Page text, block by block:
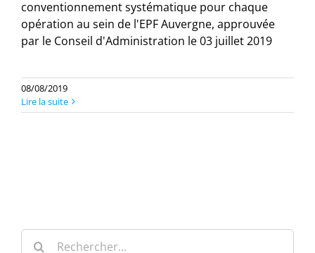
conventionnement systématique pour chaque
opération au sein de l'EPF Auvergne, approuvée
par le Conseil d'Administration le 03 juillet 2019
08/08/2019
Lire la suite
Rechercher: